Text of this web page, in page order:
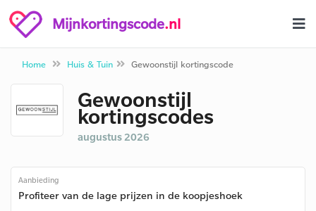
Mijnkortingscode.nl
Home Huis & Tuin Gewoonstijl kortingscode
Gewoonstijl
kortingscodes
augustus 2026
Aanbieding
Profiteer van de lage prijzen in de koopjeshoek